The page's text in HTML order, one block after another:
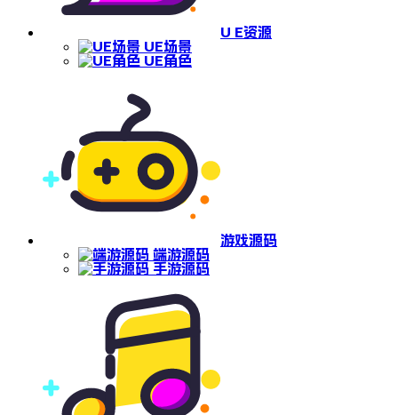
U E资源
UE场景
UE角色
游戏源码
端游源码
手游源码